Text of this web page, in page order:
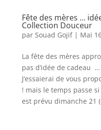
Fête des mères …
Collection Douceur
par Souad Gojif| Mai
La fête des mères
pas d’idée de cadeau
J’essaierai de vous
! mais le temps passe
est prévu dimanche 21